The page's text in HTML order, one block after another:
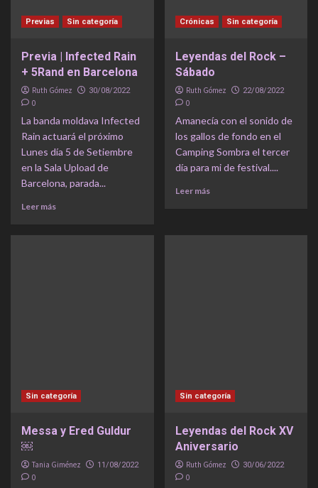
Previas Sin categoría
Previa | Infected Rain
+ 5Rand en Barcelona
Ruth Gómez 30/08/2022
0
La banda moldava Infected
Rain actuará el próximo
Lunes día 5 de Setiembre
en la Sala Upload de
Barcelona, parada...
Leer más
Crónicas Sin categoría
Leyendas del Rock –
Sábado
Ruth Gómez 22/08/2022
0
Amanecía con el sonido de
los gallos de fondo en el
Camping Sombra el tercer
día para mi de festival....
Leer más
Sin categoría
Messa y Ered Guldur
￼
Tania Giménez 11/08/2022
0
Sin categoría
Leyendas del Rock XV
Aniversario
Ruth Gómez 30/06/2022
0